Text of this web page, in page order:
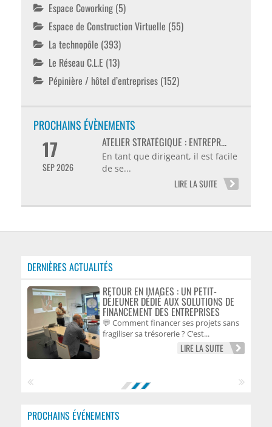
Espace Coworking (5)
Espace de Construction Virtuelle (55)
La technopôle (393)
Le Réseau C.L.E (13)
Pépinière / hôtel d’entreprises (152)
PROCHAINS ÉVÈNEMENTS
17
SEP 2026
ATELIER STRATÉGIQUE : ENTREPR...
En tant que dirigeant, il est facile
de se...
LIRE LA SUITE
DERNIÈRES ACTUALITÉS
RETOUR EN IMAGES : UN PETIT-
DÉJEUNER DÉDIÉ AUX SOLUTIONS DE
FINANCEMENT DES ENTREPRISES
💬 Comment financer ses projets sans
fragiliser sa trésorerie ? C’est...
LIRE LA SUITE
PROCHAINS ÉVÉNEMENTS